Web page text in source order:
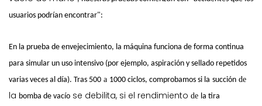
usuarios podrían encontrar":
En la prueba de envejecimiento, la máquina funciona de forma continua
para simular un uso intensivo (por ejemplo, aspiración y sellado repetidos
varias veces al día). Tras 500 a 1000 ciclos, comprobamos si la succión de
la bomba de vacío se debilita, si el rendimiento de la tira